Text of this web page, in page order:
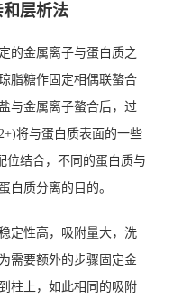
和层析法
的金属离子与蛋白质之
脂糖作固定相偶联螯合
与金属离子螯合后，过
将与蛋白质表面的一些
位结合，不同的蛋白质与
白质分离的目的。
定性高，吸附量大，洗
需要额外的步骤固定金
柱上，如此相同的吸附